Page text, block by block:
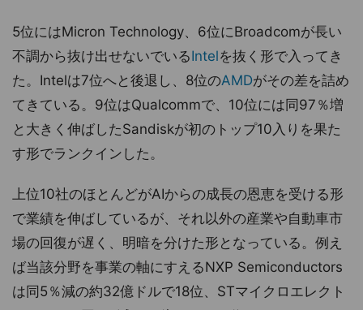
5位にはMicron Technology、6位にBroadcomが長い
不調から抜け出せないでいるIntelを抜く形で入ってき
た。Intelは7位へと後退し、8位のAMDがその差を詰め
てきている。9位はQualcommで、10位には同97％増
と大きく伸ばしたSandiskが初のトップ10入りを果た
す形でランクインした。
上位10社のほとんどがAIからの成長の恩恵を受ける形
で業績を伸ばしているが、それ以外の産業や自動車市
場の回復が遅く、明暗を分けた形となっている。例え
ば当該分野を事業の軸にすえるNXP Semiconductors
は同5％減の約32億ドルで18位、STマイクロエレクト